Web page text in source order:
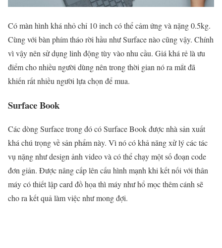
Có màn hình khá nhỏ chỉ 10 inch có thể cảm ứng và nặng 0.5kg.
Cùng với bàn phím tháo rời hầu như Surface nào cũng vậy. Chính
vì vậy nên sử dụng linh động tùy vào nhu cầu. Giá khá rẻ là ưu
điểm cho nhiều người dùng nên trong thời gian nó ra mắt đã
khiến rất nhiều người lựa chọn để mua.
Surface Book
Các dòng Surface trong đó có Surface Book được nhà sản xuất
khá chú trọng về sản phẩm này. Vì nó có khả năng xử lý các tác
vụ nặng như design ảnh video và có thể chạy một số đoạn code
đơn giản. Được nâng cấp lên cấu hình mạnh khi kết nối với thân
máy có thiết lập card đồ họa thì máy như hổ mọc thêm cánh sẽ
cho ra kết quả làm việc như mong đợi.